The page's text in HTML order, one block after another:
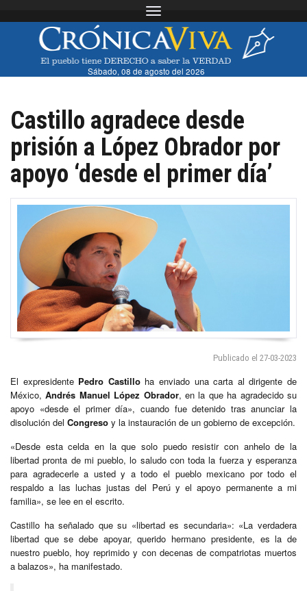
Toggle navigation
Sábado, 08 de agosto del 2026
Castillo agradece desde
prisión a López Obrador por
apoyo ‘desde el primer día’
Publicado el 27-03-2023
El expresidente Pedro Castilloha enviado una carta al dirigente de
México,Andrés Manuel López Obrador, en la que ha agradecido su
apoyo «desde el primer día», cuando fue detenido tras anunciar la
disolución del Congreso y la instauración de un gobierno de excepción.
«Desde esta celda en la que solo puedo resistir con anhelo de la
libertad pronta de mi pueblo, lo saludo con toda la fuerza y esperanza
para agradecerle a usted y a todo el pueblo mexicano por todo el
respaldo a las luchas justas del Perú y el apoyo permanente a mi
familia», se lee en el escrito.
Castillo ha señalado que su «libertad es secundaria»: «La verdadera
libertad que se debe apoyar, querido hermano presidente, es la de
nuestro pueblo, hoy reprimido y con decenas de compatriotas muertos
a balazos», ha manifestado.